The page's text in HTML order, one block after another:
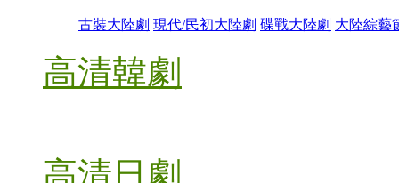
古裝大陸劇 現代/民初大陸劇 碟戰大陸劇 大陸綜藝
高清韓劇
高清日劇